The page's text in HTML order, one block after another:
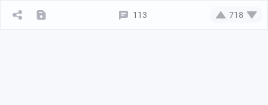
113 718